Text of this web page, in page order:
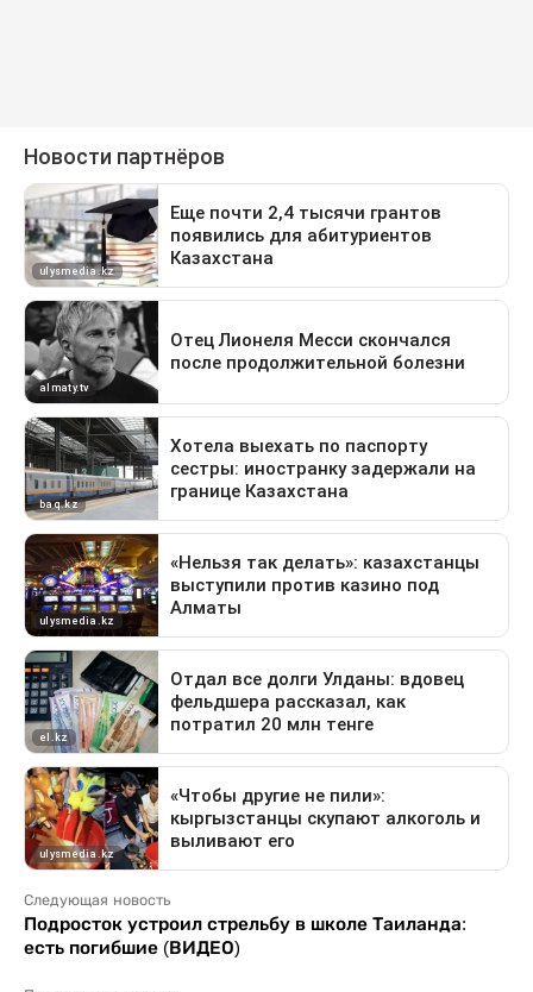
Следующая новость
Подросток устроил стрельбу в школе Таиланда:
есть погибшие (ВИДЕО)